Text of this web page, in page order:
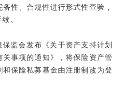
性、合规性进行形式性查验，
。
监会发布《关于资产支持计划
事项的通知》，将保险资产管
保险私募基金由注册制改为登